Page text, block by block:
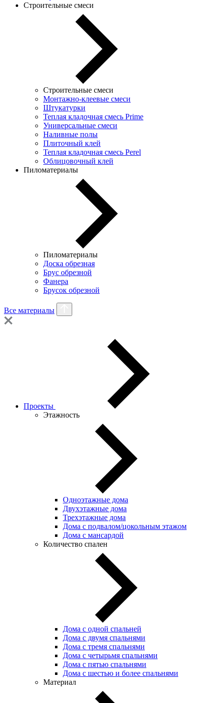
Строительные смеси
Строительные смеси
Монтажно-клеевые смеси
Штукатурки
Теплая кладочная смесь Prime
Универсальные смеси
Наливные полы
Плиточный клей
Теплая кладочная смесь Perel
Облицовочный клей
Пиломатериалы
Пиломатериалы
Доска обрезная
Брус обрезной
Фанера
Брусок обрезной
Все материалы
Проекты
Этажность
Одноэтажные дома
Двухэтажные дома
Трехэтажные дома
Дома с подвалом/цокольным этажом
Дома с мансардой
Количество спален
Дома с одной спальней
Дома с двумя спальнями
Дома с тремя спальнями
Дома с четырьмя спальнями
Дома с пятью спальнями
Дома с шестью и более спальнями
Материал